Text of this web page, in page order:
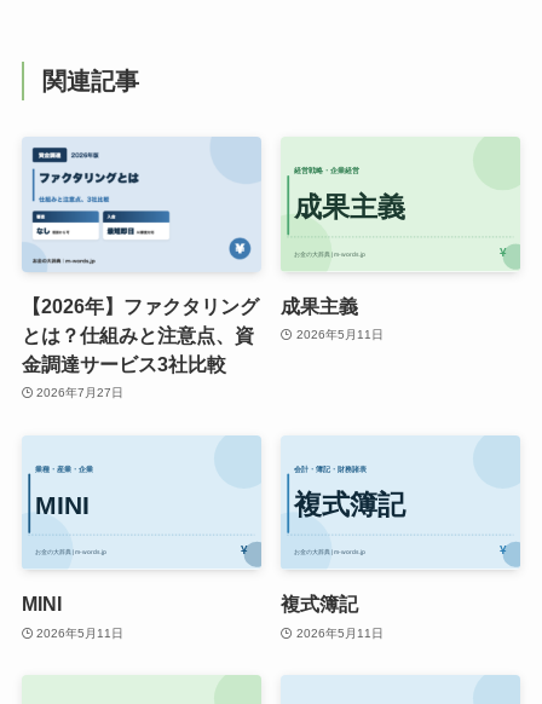
関連記事
【2026年】ファクタリング
とは？仕組みと注意点、資
金調達サービス3社比較
2026年7月27日
成果主義
2026年5月11日
MINI
2026年5月11日
複式簿記
2026年5月11日